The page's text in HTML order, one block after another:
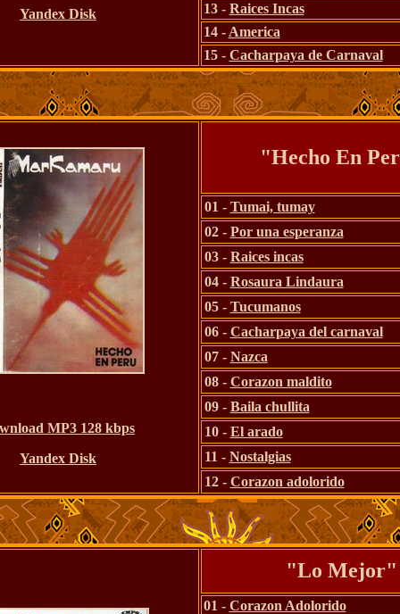
Yandex Disk
13 - Raices Incas
14 - America
15 - Cacharpaya de Carnaval
MP3 128 kbps
Yandex Disk
"Hecho En
01 - Tumai, tumay
02 - Por una esperanza
03 - Raices incas
04 - Rosaura Lindaura
05 - Tucumanos
06 - Cacharpaya del carnaval
07 - Nazca
08 - Corazon maldito
09 - Baila chullita
10 - El arado
11 - Nostalgias
12 - Corazon adolorido
"Lo Mejor"
01 - Corazon Adolorido